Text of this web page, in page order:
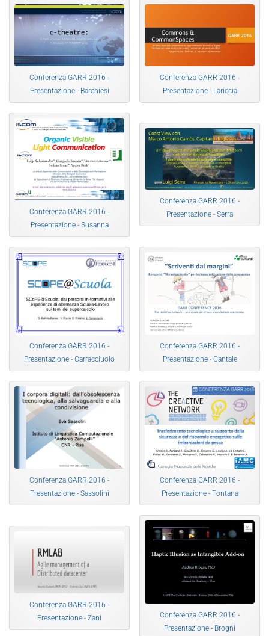
Conferenza GARR 2016 -
Presentazione - Barchiesi
Conferenza GARR 2016 -
Presentazione - Lariccia
Conferenza GARR 2016 -
Presentazione - Susanna
Conferenza GARR 2016 -
Presentazione - Serra
Conferenza GARR 2016 -
Presentazione - Carracciuolo
Conferenza GARR 2016 -
Presentazione - Cantale
Conferenza GARR 2016 -
Presentazione - Sassolini
Conferenza GARR 2016 -
Presentazione - Fontana
Conferenza GARR 2016 -
Presentazione - Zani
Conferenza GARR 2016 -
Presentazione - Brogni